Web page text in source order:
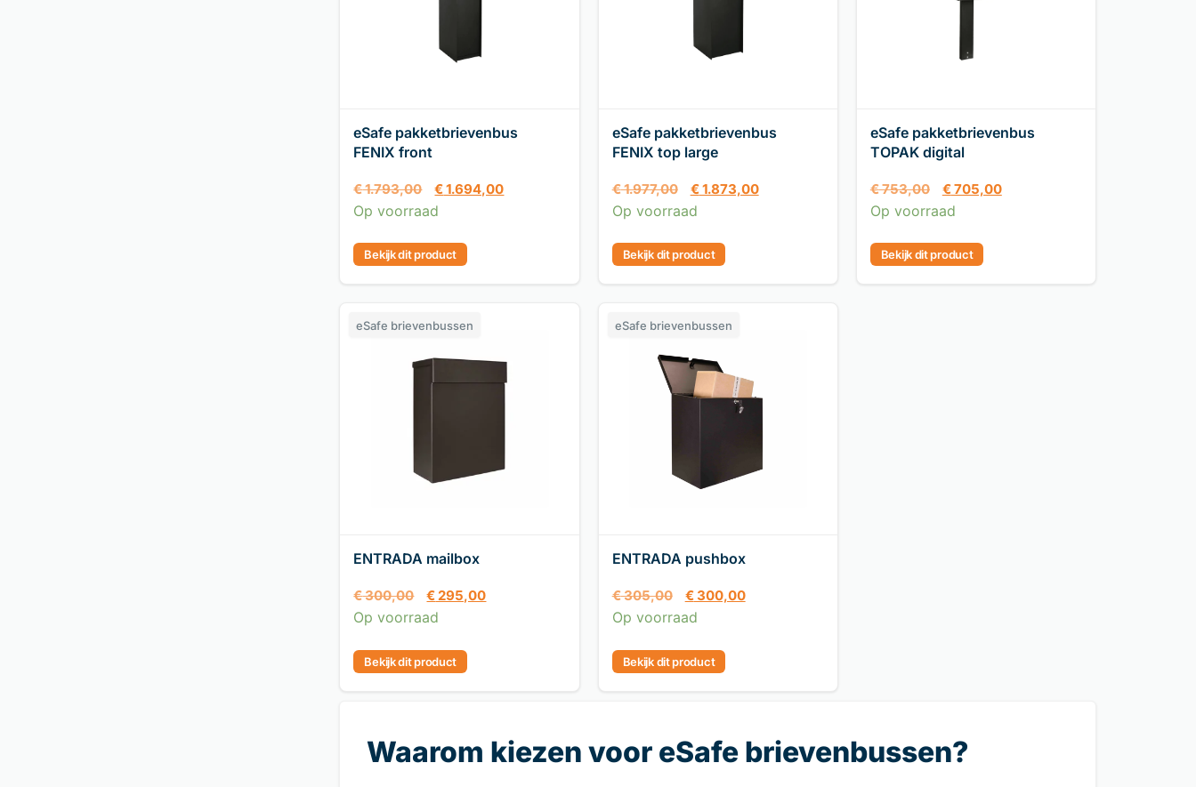
eSafe pakketbrievenbus
FENIX front
€1.793,00 €1.694,00
Op voorraad
Bekijk dit product
eSafe pakketbrievenbus
FENIX top large
€1.977,00 €1.873,00
Op voorraad
Bekijk dit product
eSafe pakketbrievenbus
TOPAK digital
€753,00 €705,00
Op voorraad
Bekijk dit product
ENTRADA mailbox
eSafe brievenbussen
€300,00 €295,00
Op voorraad
Bekijk dit product
ENTRADA pushbox
eSafe brievenbussen
€305,00 €300,00
Op voorraad
Bekijk dit product
Waarom kiezen voor eSafe brievenbussen?